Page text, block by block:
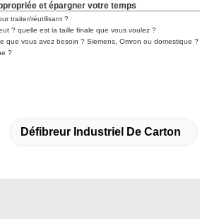
et épargner votre temps
traiter/réutilisant ?
? quelle est la taille finale que vous voulez ?
que vous avez besoin ? Siemens, Omron ou domestique
?
Défibreur Industriel De Carton